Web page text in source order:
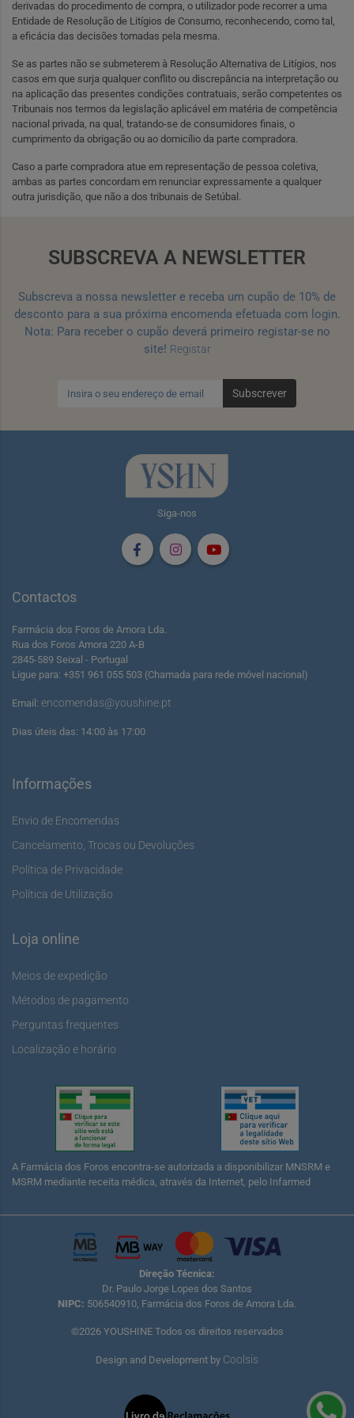
derivadas do procedimento de compra, o utilizador pode recorrer a uma
Entidade de Resolução de Litígios de Consumo, reconhecendo, como tal,
a eficácia das decisões tomadas pela mesma.
Se as partes não se submeterem à Resolução Alternativa de Litígios, nos
casos em que surja qualquer conflito ou discrepância na interpretação ou
na aplicação das presentes condições contratuais, serão competentes os
Tribunais nos termos da legislação aplicável em matéria de competência
nacional privada, na qual, tratando-se de consumidores finais, o
cumprimento da obrigação ou ao domicílio da parte compradora.
Caso a parte compradora atue em representação de pessoa coletiva,
ambas as partes concordam em renunciar expressamente a qualquer
outra jurisdição, que não a dos tribunais de Setúbal.
SUBSCREVA A NEWSLETTER
Subscreva a nossa newsletter e receba um cupão de 10% de
desconto para a sua próxima encomenda efetuada com login.
Nota: Para receber o cupão deverá primeiro registar-se no
site! Registar
Subscrever
Siga-nos
Contactos
Farmácia dos Foros de Amora Lda.
Rua dos Foros Amora 220 A-B
2845-589 Seixal - Portugal
Ligue para: +351 961 055 503 (Chamada para rede móvel nacional)
Email: encomendas@youshine.pt
Dias úteis das: 14:00 às 17:00
Informações
Envio de Encomendas
Cancelamento, Trocas ou Devoluções
Política de Privacidade
Política de Utilização
Loja online
Meios de expedição
Métodos de pagamento
Perguntas frequentes
Localização e horário
A Farmácia dos Foros encontra-se autorizada a disponibilizar MNSRM e
MSRM mediante receita médica, através da Internet, pelo Infarmed
Direção Técnica:
Dr. Paulo Jorge Lopes dos Santos
NIPC: 506540910, Farmácia dos Foros de Amora Lda.
©2026 YOUSHINE Todos os direitos reservados
Design and Development by Coolsis